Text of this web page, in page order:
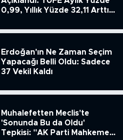
0,99, Yıllık Yüzde 32,11 Arttı,
51.49
Erdoğan'ın Ne Zaman Seçim
Yapacağı Belli Oldu: Sadece
37 Vekil Kaldı
Muhalefetten Meclis'te
'Sonunda Bu da Oldu'
Tepkisi: "AK Parti Mahkeme